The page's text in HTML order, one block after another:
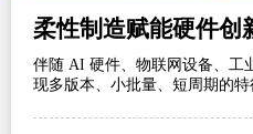
伴随 AI 硬件、物联网设备、工
现多版本、小批量、短周期的